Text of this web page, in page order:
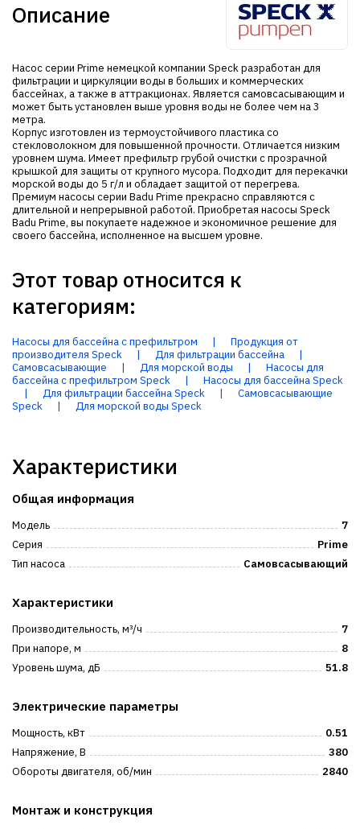
Описание
Насос серии Prime немецкой компании Speck разработан для
фильтрации и циркуляции воды в больших и коммерческих
бассейнах, а также в аттракционах. Является самовсасывающим и
может быть установлен выше уровня воды не более чем на 3
метра.
Корпус изготовлен из термоустойчивого пластика со
стекловолокном для повышенной прочности. Отличается низким
уровнем шума. Имеет префильтр грубой очистки с прозрачной
крышкой для защиты от крупного мусора. Подходит для перекачки
морской воды до 5 г/л и обладает защитой от перегрева.
Премиум насосы серии Badu Prime прекрасно справляются с
длительной и непрерывной работой. Приобретая насосы Speck
Badu Prime, вы покупаете надежное и экономичное решение для
своего бассейна, исполненное на высшем уровне.
Этот товар относится к
категориям:
Насосы для бассейна с префильтром |
Продукция от
производителя Speck
| Для фильтрации бассейна
|
Самовсасывающие
| Для морской воды |
Насосы для
бассейна с префильтром Speck
|
Насосы для бассейна Speck
|
Для фильтрации бассейна Speck |
Самовсасывающие
Speck
| Для морской воды Speck
Характеристики
Общая информация
Модель
7
Серия
Prime
Тип насоса
Самовсасывающий
Характеристики
Производительность, м³/ч
7
При напоре, м
8
Уровень шума, дБ
51.8
Электрические параметры
Мощность, кВт
0.51
Напряжение, В
380
Обороты двигателя, об/мин
2840
Монтаж и конструкция